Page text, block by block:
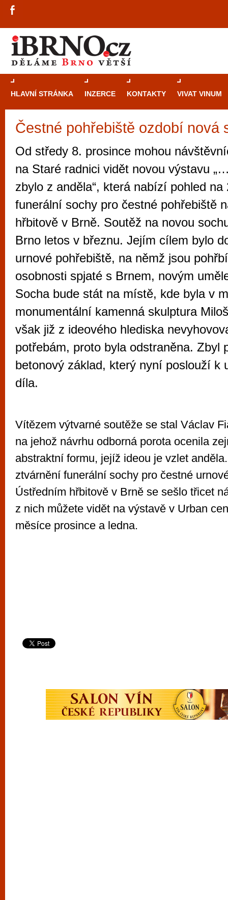
HLAVNÍ STRÁNKA INZERCE KONTAKTY VIVAT VINUM
Čestné pohřebiště ozdobí nová
Od středy 8. prosince mohou
na Staré radnici vidět novou výstavu
zbylo z anděla“, která nabízí pohled na
funerální sochy pro čestné pohřebiště
hřbitově v Brně. Soutěž na novou
Brno letos v březnu. Jejím cílem bylo
urnové pohřebiště, na němž jsou
osobnosti spjaté s Brnem, novým
Socha bude stát na místě, kde byla v
monumentální kamenná skulptura
však již z ideového hlediska
potřebám, proto byla odstraněna. Zbyl
betonový základ, který nyní poslouží k
díla.
Vítězem výtvarné soutěže se stal Václav
na jehož návrhu odborná porota ocenila
abstraktní formu, jejíž ideou je vzlet
ztvárnění funerální sochy pro čestné
Ústředním hřbitově v Brně se sešlo třicet
z nich můžete vidět na výstavě v Urban
měsíce prosince a ledna.
Průvodce
Brně: Od
automaty
Brno je
zajímavé
restaurace,
Mimo jiné je ale také místem, kde si
vyzkoušet různé kasinové hry. V
metropoli naleznete širokou nabídku her
po moderní automaty jak pro pravidelné
příležitostné hráče. V...